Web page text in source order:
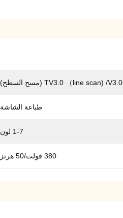
TV3.0 （line scan) /V3.0 (مسح السطح)
طباعة الشاشة
1-7 لون
380 فولت/50 هرتز